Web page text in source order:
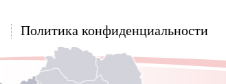
Политика конфиденциальности